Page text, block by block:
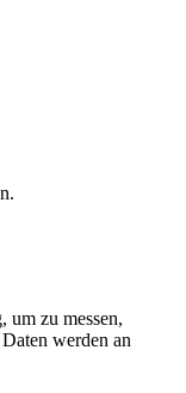
um zu messen,
werden an